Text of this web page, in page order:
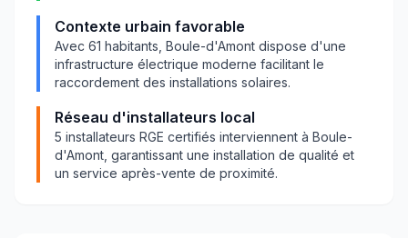
Contexte urbain favorable
Avec 61 habitants, Boule-d'Amont dispose d'une
infrastructure électrique moderne facilitant le
raccordement des installations solaires.
Réseau d'installateurs local
5 installateurs RGE certifiés interviennent à Boule-
d'Amont , garantissant une installation de qualité et
un service après-vente de proximité.